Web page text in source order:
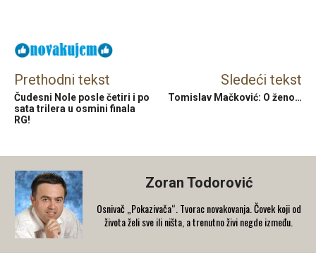
Prethodni tekst
Čudesni Nole posle četiri i po
sata trilera u osmini finala
RG!
Sledeći tekst
Tomislav Mačković: O ženo…
Zoran Todorović
Osnivač „Pokazivača“. Tvorac novakovanja. Čovek koji od
života želi sve ili ništa, a trenutno živi negde između.